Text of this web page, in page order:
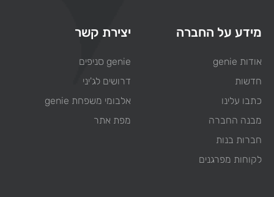
מידע על החברה
אודות genie
חדשות
כתבו עלינו
מבנה החברה
חברות בנות
לקוחות מפרגנים
יצירת קשר
genie סניפים
דרושים לג'יני
אלבומי משפחת genie
מפת אתר